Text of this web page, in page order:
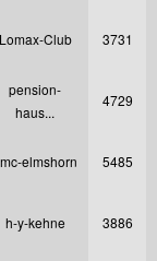
Lomax-Club 3731
pension-
haus...
4729
elmshorn 5485
h-y-kehne 3886